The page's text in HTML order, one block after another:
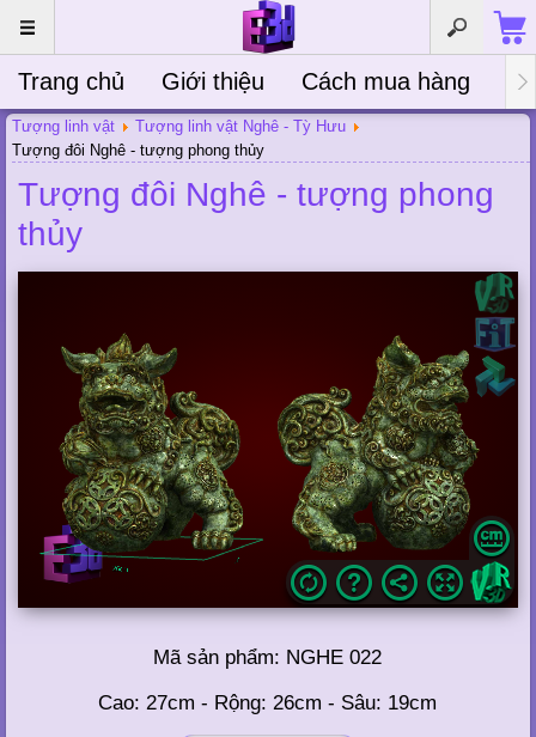
Trang chủ Giới thiệu Cách mua hàng
Tượng linh vật
Tượng linh vật Nghê - Tỳ Hưu
Tượng đôi Nghê - tượng phong thủy
Tượng đôi Nghê - tượng phong
thủy
Mã sản phẩm: NGHE 022
Cao: 27cm - Rộng: 26cm - Sâu: 19cm